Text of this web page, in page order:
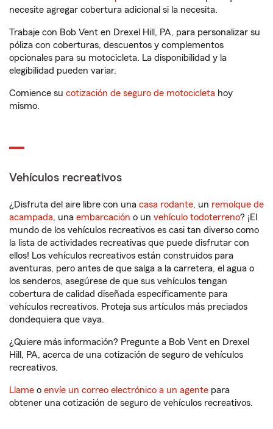
necesite agregar cobertura adicional si la necesita.
Trabaje con Bob Vent en Drexel Hill, PA, para personalizar su
póliza con coberturas, descuentos y complementos
opcionales para su motocicleta. La disponibilidad y la
elegibilidad pueden variar.
Comience su cotización de seguro de motocicleta hoy
mismo.
Vehículos recreativos
¿Disfruta del aire libre con una casa rodante, un remolque de
acampada, una embarcación o un vehículo todoterreno? ¡El
mundo de los vehículos recreativos es casi tan diverso como
la lista de actividades recreativas que puede disfrutar con
ellos! Los vehículos recreativos están construidos para
aventuras, pero antes de que salga a la carretera, el agua o
los senderos, asegúrese de que sus vehículos tengan
cobertura de calidad diseñada específicamente para
vehículos recreativos. Proteja sus artículos más preciados
dondequiera que vaya.
¿Quiere más información? Pregunte a Bob Vent en Drexel
Hill, PA, acerca de una cotización de seguro de vehículos
recreativos.
Llame o envíe un correo electrónico a un agente para
obtener una cotización de seguro de vehículos recreativos.